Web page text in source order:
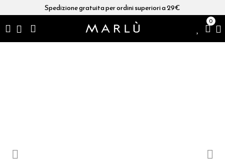
Spedizione gratuita per ordini superiori a 29€
0